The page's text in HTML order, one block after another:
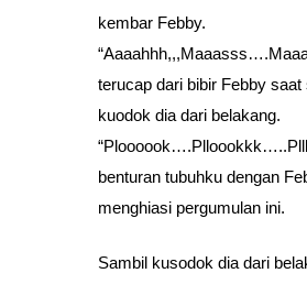
kembar Febby.
terucap dari bibir Febby saat
kuodok dia dari belakang.
benturan tubuhku dengan
menghiasi pergumulan ini.
Sambil kusodok dia dari